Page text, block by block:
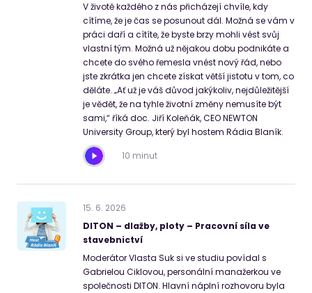
V životě každého z nás přicházejí chvíle, kdy
cítíme, že je čas se posunout dál. Možná se vám v
práci daří a cítíte, že byste brzy mohli vést svůj
vlastní tým. Možná už nějakou dobu podnikáte a
chcete do svého řemesla vnést nový řád, nebo
jste zkrátka jen chcete získat větší jistotu v tom, co
děláte. „Ať už je váš důvod jakýkoliv, nejdůležitější
je vědět, že na tyhle životní změny nemusíte být
sami,“ říká doc. Jiří Koleňák, CEO NEWTON
University Group, který byl hostem Rádia Blaník.
10 minut
15. 6. 2026
DITON – dlažby, ploty – Pracovní síla ve
stavebnictví
Moderátor Vlasta Suk si ve studiu povídal s
Gabrielou Ciklovou, personální manažerkou ve
společnosti DITON. Hlavní náplní rozhovoru byla